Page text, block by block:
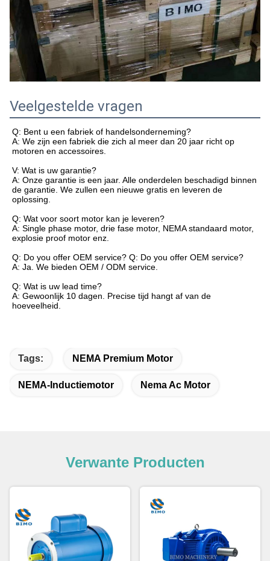
Veelgestelde vragen
Q: Bent u een fabriek of handelsonderneming?
A: We zijn een fabriek die zich al meer dan 20 jaar richt op
motoren en accessoires.
V: Wat is uw garantie?
A: Onze garantie is een jaar. Alle onderdelen beschadigd binnen
de garantie. We zullen een nieuwe gratis en leveren de
oplossing.
Q: Wat voor soort motor kan je leveren?
A: Single phase motor, drie fase motor, NEMA standaard motor,
explosie proof motor enz.
Q: Do you offer OEM service? Q: Do you offer OEM service?
A: Ja. We bieden OEM / ODM service.
Q: Wat is uw lead time?
A: Gewoonlijk 10 dagen. Precise tijd hangt af van de
hoeveelheid.
Tags: NEMA Premium Motor
NEMA-Inductiemotor Nema Ac Motor
Verwante Producten